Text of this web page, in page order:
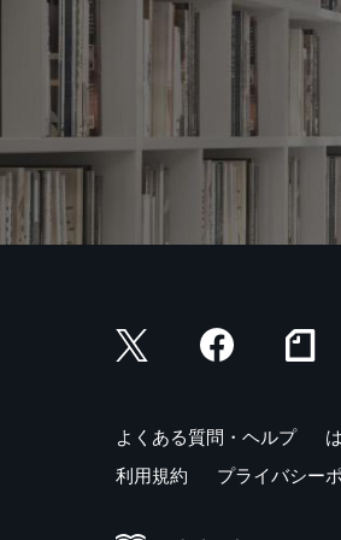
よくある質問・ヘルプ
利用規約
プライバシー